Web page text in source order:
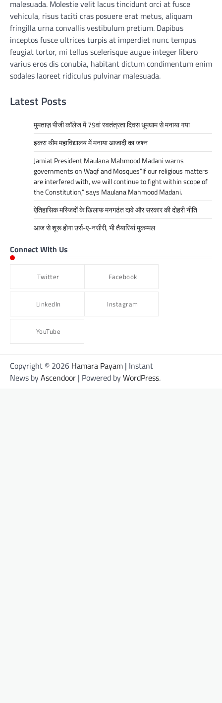
malesuada. Molestie velit lacus tincidunt orci at fusce
vehicula, risus taciti cras posuere erat metus, aliquam
fringilla urna convallis vestibulum pretium. Dapibus
inceptos fusce ultrices turpis at imperdiet nunc tempus
feugiat tortor, mi tellus scelerisque augue integer libero
varius eros dis conubia, habitant dictum condimentum enim
sodales laoreet ridiculus pulvinar malesuada.
Latest Posts
मुमताज़ पीजी कॉलेज में 79वां स्वतंत्रता दिवस धूमधाम से मनाया गया
इकरा थीम महाविद्यालय में मनाया आजादी का जश्न
Jamiat President Maulana Mahmood Madani warns
governments on Waqf and Mosques”If our religious matters
are interfered with, we will continue to fight within scope of
the Constitution,” says Maulana Mahmood Madani.
ऐतिहासिक मस्जिदों के खिलाफ मनगढंत दावे और सरकार की दोहरी नीति
आज से शूरू होगा उर्स-ए-नसीरी, भी तैयारियां मुकम्मल
Connect With Us
Twitter Facebook
LinkedIn Instagram
YouTube
Copyright © 2026 Hamara Payam | Instant
News byAscendoor | Powered byWordPress.